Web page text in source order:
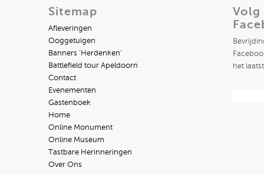
Sitemap
Afleveringen
Ooggetuigen
Banners ‘Herdenken’
Battlefield tour Apeldoorn
Contact
Evenementen
Gastenboek
Home
Online Monument
Online Museum
Tastbare Herinneringen
Over Ons
Volg
het